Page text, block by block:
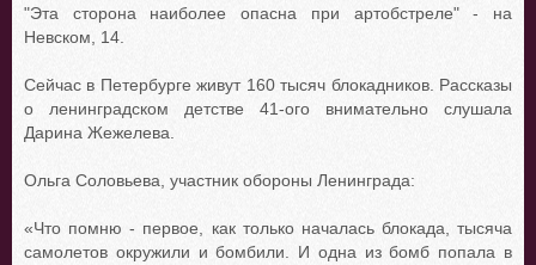
"Эта сторона наиболее опасна при артобстреле" - на
Невском, 14.
Сейчас в Петербурге живут 160 тысяч блокадников. Рассказы
о ленинградском детстве 41-ого внимательно слушала
Дарина Жежелева.
Ольга Соловьева, участник обороны Ленинграда:
«Что помню - первое, как только началась блокада, тысяча
самолетов окружили и бомбили. И одна из бомб попала в